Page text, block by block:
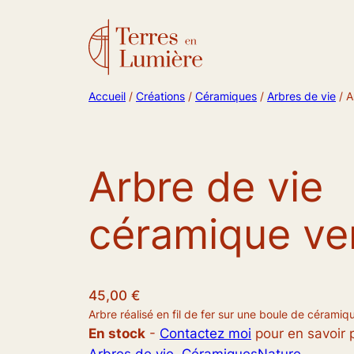
Accueil / Créations / Céramiques / Arbres de vie /
Arbre de vie
céramique
45,00 €
Arbre réalisé en fil de fer sur une boule de
En stock - Contactez moi pour en savoir